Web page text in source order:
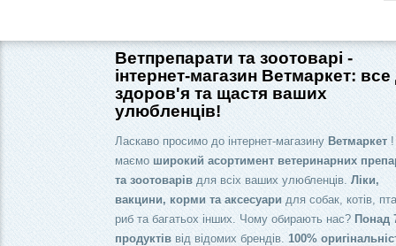
Ветпрепарати та зоотоварі -
інтернет-магазин Ветмаркет:
здоров'я та щастя ваших
улюбленців!
Ласкаво просимо до інтернет-магазину Ветмаркет
маємоширокий асортимент ветеринарних
та зоотоварівдля всіх ваших улюбленців. Ліки,
вакцини, корми та аксесуаридля собак, котів,
риб та багатьох інших. Чому обирають нас? Понад
продуктів від відомих брендів.100%